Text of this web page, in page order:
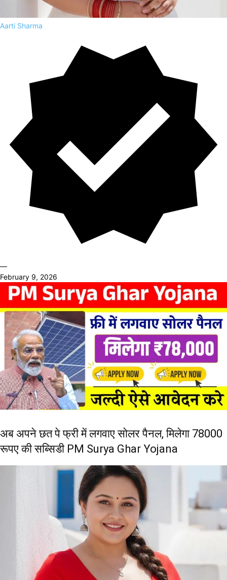
Aarti Sharma
—
February 9, 2026
अब अपने छत पे फ्री में लगवाए सोलर पैनल, मिलेगा 78000
रूपए की सब्सिडी PM Surya Ghar Yojana